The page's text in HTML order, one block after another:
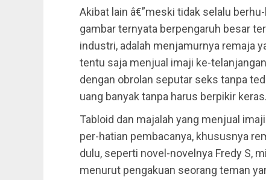
Akibat lain â€”meski tidak selalu
gambar ternyata berpengaruh besar
industri, adalah menjamurnya remaja
tentu saja menjual imaji ke-
dengan obrolan seputar seks tanpa
uang banyak tanpa harus berpikir keras.
Tabloid dan majalah yang menjual
per-hatian pembacanya, khususnya
dulu, seperti novel-novelnya Fredy S,
menurut pengakuan seorang teman